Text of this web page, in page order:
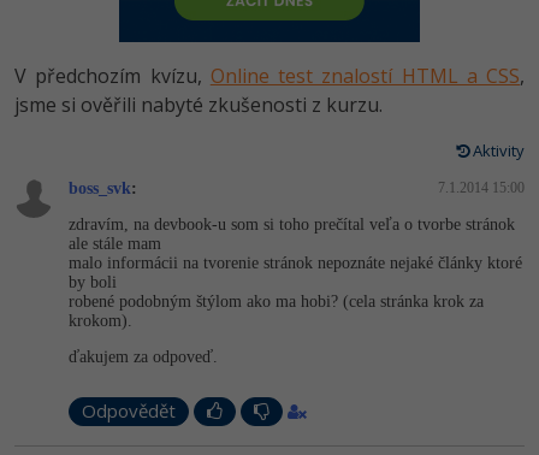
HTML5, CSS3, Bootstrap, SEO
SQL a databáze
UML a návrhové vzory
React
Spring
PHP
JavaScript
HTML / CSS
UML a návrhové vzory
MySQL/MariaDB
Vývojář mobilních aplikací
Specialista na AI a bigdata
Webdesigner
Tester
Systémový administrátor
Grafik / UX/UI návrhář
3D grafik
-80%
JavaScript -80%
-80%
C++
Swift -80%
Kotlin -80%
C -80%
VB.NET
Digitální gramotnost
Marketing -30%
SEO
UX
Business
Kryptoměny
Copywriting -30%
-80%
Adobe Illustrator -80%
Adobe XD
Adobe InDesign
Adobe After Effects
Blender -80%
Inkscape
V předchozím kvízu, Online test znalostí HTML a CSS,
jsme si ověřili nabyté zkušenosti z kurzu.
Aktivity
boss_svk: 7.1.2014 15:00
zdravím, na devbook-u som si toho prečítal veľa o tvorbe stránok
ale stále mam
malo informácii na tvorenie stránok nepoznáte nejaké články ktoré
by boli
robené podobným štýlom ako ma hobi? (cela stránka krok za
krokom).
ďakujem za odpoveď.
Odpovědět